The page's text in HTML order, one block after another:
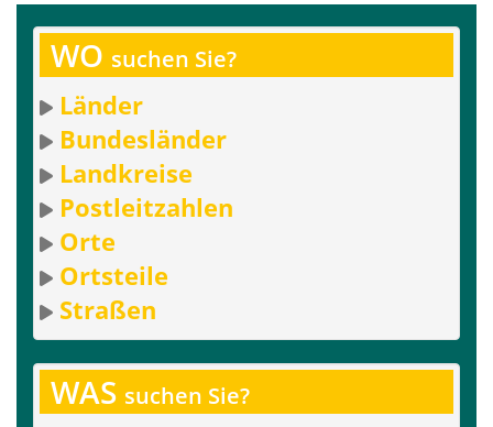
WO suchen Sie?
Länder
Bundesländer
Landkreise
Postleitzahlen
Orte
Ortsteile
Straßen
WAS suchen Sie?